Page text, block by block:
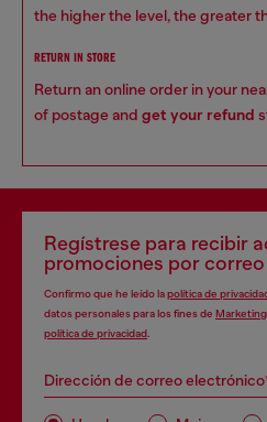
the higher the level, the greater
RETURN IN STORE
Return an online order in your
of postage and get your refund
Regístrese para recibir
promociones por
Confirmo que he leído lapolítica de
datos personales para los fines de
política de privacidad
Dirección de correo